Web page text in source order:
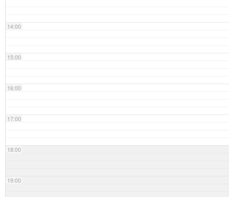
14:00
15:00
16:00
17:00
18:00
19:00